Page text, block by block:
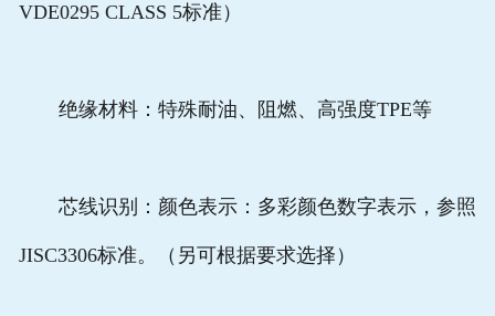
VDE0295 CLASS 5标准）
绝缘材料：特殊耐油、阻燃、高强度TPE等
芯线识别：颜色表示：多彩颜色数字表示，参照
JISC3306标准。（另可根据要求选择）